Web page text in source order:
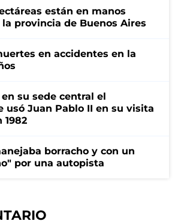
están en manos
provincia de Buenos Aires
en accidentes en la
su sede central el
usó Juan Pablo II en su visita
1982
borracho y con un
por una autopista